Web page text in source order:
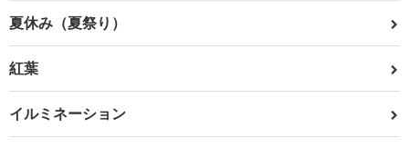
夏休み（夏祭り）
紅葉
イルミネーション